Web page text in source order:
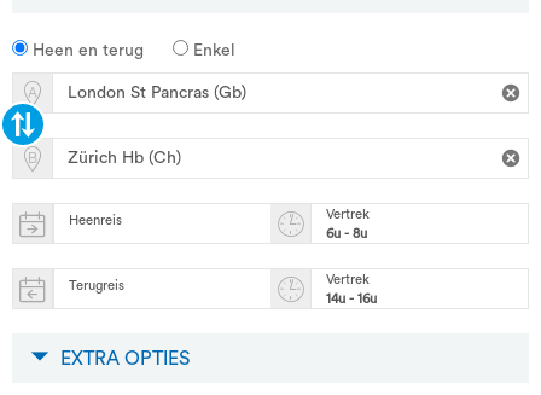
Heen en terug Enkel
Heenreis
Vertrek
6u - 8u
Terugreis
Vertrek
14u - 16u
EXTRA OPTIES